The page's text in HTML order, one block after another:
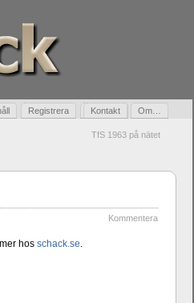
Registrera Kontakt Om…
Gästbok
TfS 1963 på nätet
Kommentera
hos schack.se.